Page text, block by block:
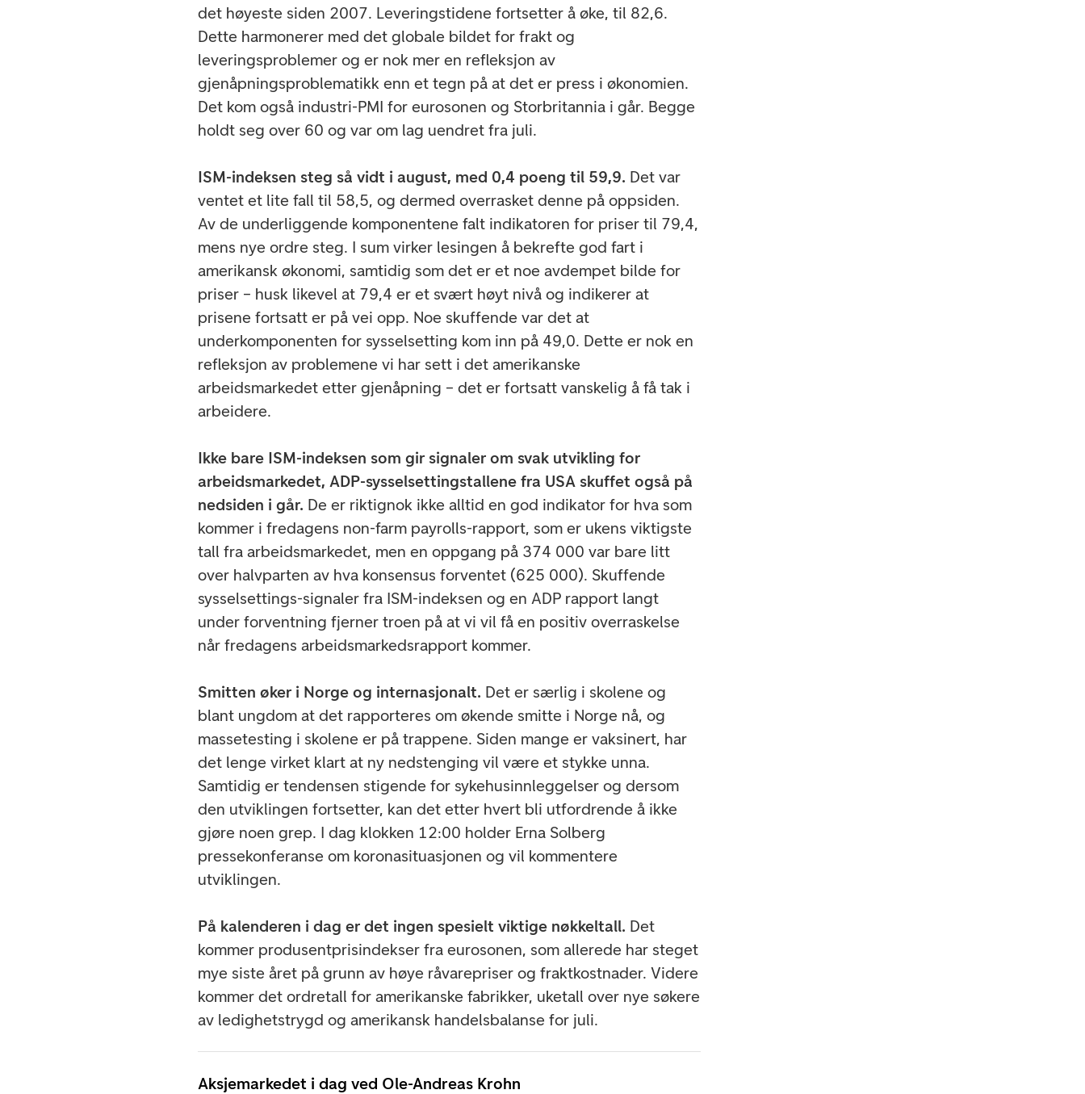
det høyeste siden 2007. Leveringstidene fortsetter å øke, til 82,6.
Dette harmonerer med det globale bildet for frakt og
leveringsproblemer og er nok mer en refleksjon av
gjenåpningsproblematikk enn et tegn på at det er press i økonomien.
Det kom også industri-PMI for eurosonen og Storbritannia i går. Begge
holdt seg over 60 og var om lag uendret fra juli.
ISM-indeksen steg så vidt i august, med 0,4 poeng til 59,9. Det var
ventet et lite fall til 58,5, og dermed overrasket denne på oppsiden.
Av de underliggende komponentene falt indikatoren for priser til 79,4,
mens nye ordre steg. I sum virker lesingen å bekrefte god fart i
amerikansk økonomi, samtidig som det er et noe avdempet bilde for
priser – husk likevel at 79,4 er et svært høyt nivå og indikerer at
prisene fortsatt er på vei opp. Noe skuffende var det at
underkomponenten for sysselsetting kom inn på 49,0. Dette er nok en
refleksjon av problemene vi har sett i det amerikanske
arbeidsmarkedet etter gjenåpning – det er fortsatt vanskelig å få tak i
arbeidere.
Ikke bare ISM-indeksen som gir signaler om svak utvikling for
arbeidsmarkedet, ADP-sysselsettingstallene fra USA skuffet også på
nedsiden i går. De er riktignok ikke alltid en god indikator for hva som
kommer i fredagens non-farm payrolls-rapport, som er ukens viktigste
tall fra arbeidsmarkedet, men en oppgang på 374 000 var bare litt
over halvparten av hva konsensus forventet (625 000). Skuffende
sysselsettings-signaler fra ISM-indeksen og en ADP rapport langt
under forventning fjerner troen på at vi vil få en positiv overraskelse
når fredagens arbeidsmarkedsrapport kommer.
Smitten øker i Norge og internasjonalt. Det er særlig i skolene og
blant ungdom at det rapporteres om økende smitte i Norge nå, og
massetesting i skolene er på trappene. Siden mange er vaksinert, har
det lenge virket klart at ny nedstenging vil være et stykke unna.
Samtidig er tendensen stigende for sykehusinnleggelser og dersom
den utviklingen fortsetter, kan det etter hvert bli utfordrende å ikke
gjøre noen grep. I dag klokken 12:00 holder Erna Solberg
pressekonferanse om koronasituasjonen og vil kommentere
utviklingen.
På kalenderen i dag er det ingen spesielt viktige nøkkeltall. Det
kommer produsentprisindekser fra eurosonen, som allerede har steget
mye siste året på grunn av høye råvarepriser og fraktkostnader. Videre
kommer det ordretall for amerikanske fabrikker, uketall over nye søkere
av ledighetstrygd og amerikansk handelsbalanse for juli.
Aksjemarkedet i dag ved Ole-Andreas Krohn